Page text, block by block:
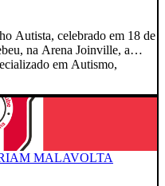
Autista, celebrado em 18 de
na Arena Joinville, a
em Autismo,
inclusão, acolhimento e
o […]
MALAVOLTA